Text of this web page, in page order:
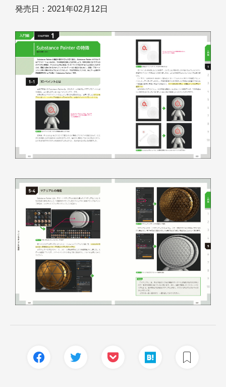
発売日：2021年02月12日